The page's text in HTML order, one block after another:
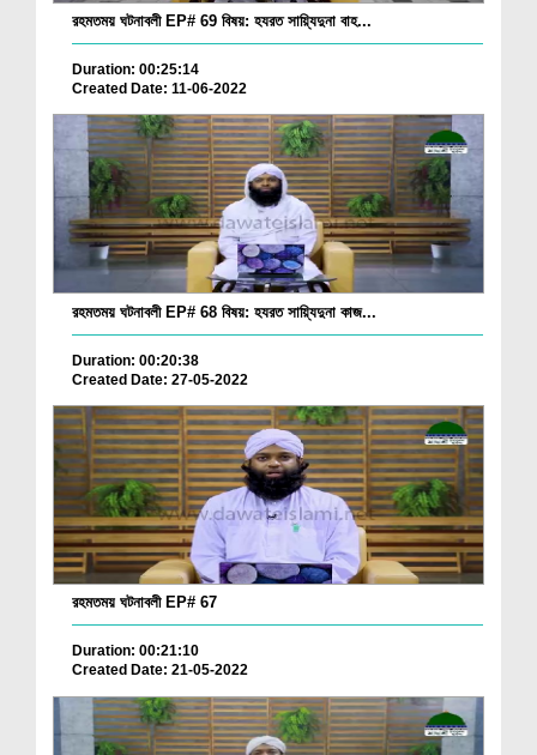
রহমতময় ঘটনাবলী EP# 69 বিষয়: হযরত সায়্যিদুনা বাহ...
Duration: 00:25:14
Created Date: 11-06-2022
রহমতময় ঘটনাবলী EP# 68 বিষয়: হযরত সায়্যিদুনা কাজ...
Duration: 00:20:38
Created Date: 27-05-2022
রহমতময় ঘটনাবলী EP# 67
Duration: 00:21:10
Created Date: 21-05-2022